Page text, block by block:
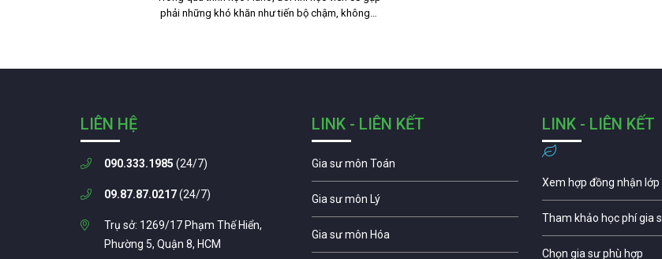
phải những khó khăn như tiến bộ chậm, không…
LIÊN HỆ
090.333.1985 (24/7)
09.87.87.0217(24/7)
Trụ sở: 1269/17 Phạm Thế Hiển,
Phường 5, Quận 8, HCM
LINK - LIÊN KẾT
Gia sư môn Toán
Gia sư môn Lý
Gia sư môn Hóa
LINK - LIÊN KẾT
Xem hợp đồng nhận lớp
Tham khảo học phí gia
Chọn gia sư phù hợp